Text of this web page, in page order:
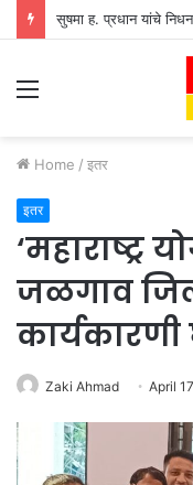
सुषमा ह. प्रधान यांचे निधन
Menu
Home / इतर
इतर
‘महाराष्ट्र
जळगाव
कार्यकारणी
Zaki Ahmad April